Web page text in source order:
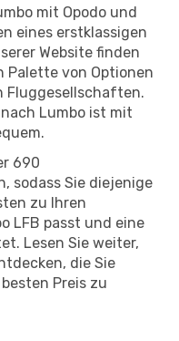
mit Opodo und
eines erstklassigen
Website finden
Palette von Optionen
Fluggesellschaften.
Lumbo ist mit
690
sodass Sie diejenige
zu Ihren
LFB passt und eine
Lesen Sie weiter,
die Sie
Preis zu